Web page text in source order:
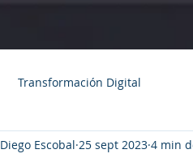
Transformación Digital
Diego Escobal 25 sept 2023 4 min